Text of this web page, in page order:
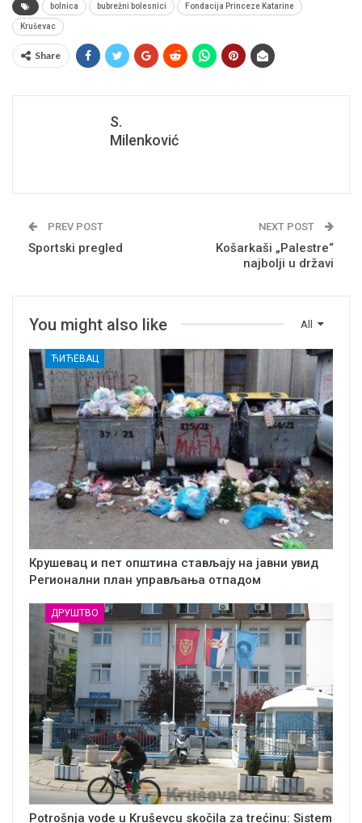
bolnica bubrežni bolesnici Fondacija Princeze Katarine
Kruševac
Share
S.
Milenković
PREV POST
Sportski pregled
NEXT POST
Košarkaši „Palestre“
najbolji u državi
All
You might also like
ЋИЋЕВАЦ
Крушевац и пет општина стављају на јавни увид
Регионални план управљања отпадом
ДРУШТВО
Potrošnja vode u Kruševcu skočila za trećinu: Sistem